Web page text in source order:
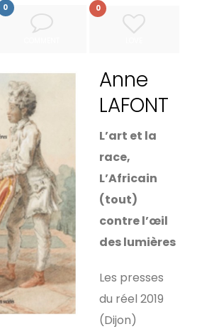
0 0
Anne
LAFONT
L’art et la
race,
L’Africain
(tout)
contre l’œil
des lumières
Les presses
du réel 2019
(Dijon)